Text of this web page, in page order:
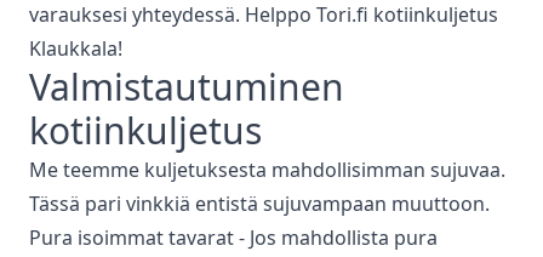
varauksesi yhteydessä. Helppo Tori.fi kotiinkuljetus
Klaukkala!
Valmistautuminen
kotiinkuljetus
Me teemme kuljetuksesta mahdollisimman sujuvaa.
Tässä pari vinkkiä entistä sujuvampaan muuttoon.
Pura isoimmat tavarat - Jos mahdollista pura